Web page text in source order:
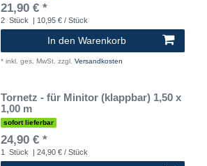
21,90 € *
2 Stück | 10,95 € / Stück
In den Warenkorb
* inkl. ges. MwSt. zzgl. Versandkosten
Tornetz - für Minitor (klappbar) 1,50 x
1,00 m
sofort lieferbar
24,90 € *
1 Stück | 24,90 € / Stück